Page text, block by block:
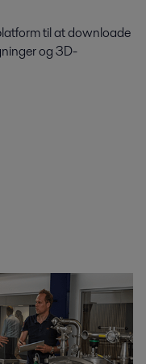
til at downloade
og 3D-